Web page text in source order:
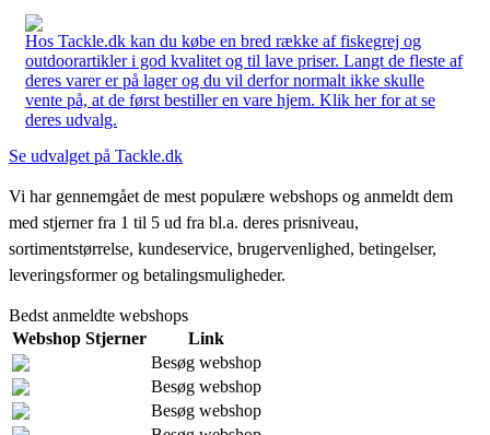
Hos Tackle.dk kan du købe en bred række af fiskegrej og
outdoorartikler i god kvalitet og til lave priser. Langt de fleste af
deres varer er på lager og du vil derfor normalt ikke skulle
vente på, at de først bestiller en vare hjem. Klik her for at se
deres udvalg.
Se udvalget på Tackle.dk
Vi har gennemgået de mest populære webshops og anmeldt dem
med stjerner fra 1 til 5 ud fra bl.a. deres prisniveau,
sortimentstørrelse, kundeservice, brugervenlighed, betingelser,
leveringsformer og betalingsmuligheder.
Bedst anmeldte webshops
Webshop Stjerner
Link
Besøg webshop
Besøg webshop
Besøg webshop